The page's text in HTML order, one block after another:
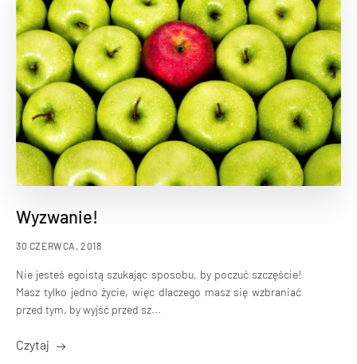
Wyzwanie!
30 CZERWCA, 2018
Nie jesteś egoistą szukając sposobu, by poczuć szczęście!
Masz tylko jedno życie, więc dlaczego masz się wzbraniać
przed tym, by wyjść przed sz...
Czytaj